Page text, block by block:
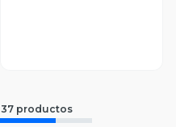
37 productos